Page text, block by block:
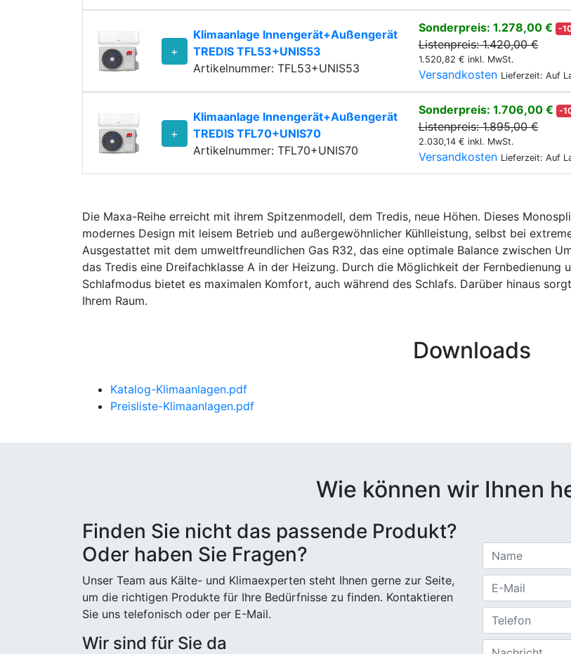
+
Klimaanlage Innengerät+Außengerät
TREDIS TFL53+UNIS53
Artikelnummer: TFL53+UNIS53
Sonderpreis: 1.278,00 € -
Listenpreis: 1.420,00 €
1.520,82 € inkl. MwSt.
Versandkosten Lieferzeit: Auf
+
Klimaanlage Innengerät+Außengerät
TREDIS TFL70+UNIS70
Artikelnummer: TFL70+UNIS70
Sonderpreis: 1.706,00 € -
Listenpreis: 1.895,00 €
2.030,14 € inkl. MwSt.
Versandkosten Lieferzeit: Auf
Die Maxa-Reihe erreicht mit ihrem Spitzenmodell, dem Tredis, neue Höhen. Dieses
modernes Design mit leisem Betrieb und außergewöhnlicher Kühlleistung, selbst bei
Ausgestattet mit dem umweltfreundlichen Gas R32, das eine optimale Balance zwischen
das Tredis eine Dreifachklasse A in der Heizung. Durch die Möglichkeit der Fernbedienung
Schlafmodus bietet es maximalen Komfort, auch während des Schlafs. Darüber hinaus
Ihrem Raum.
Downloads
Katalog-Klimaanlagen.pdf
Preisliste-Klimaanlagen.pdf
Wie können wir Ihnen
Finden Sie nicht das passende Produkt?
Oder haben Sie Fragen?
Unser Team aus Kälte- und Klimaexperten steht Ihnen gerne zur Seite,
um die richtigen Produkte für Ihre Bedürfnisse zu finden. Kontaktieren
Sie uns telefonisch oder per E-Mail.
Wir sind für Sie da